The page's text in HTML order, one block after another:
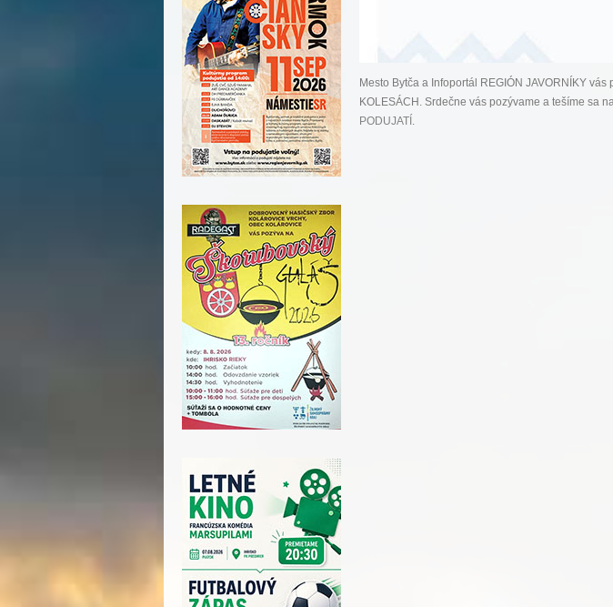
Mesto Bytča a Infoportál REGIÓN JAVORNÍKY
KOLESÁCH. Srdečne vás pozývame a tešíme sa
PODUJATÍ .